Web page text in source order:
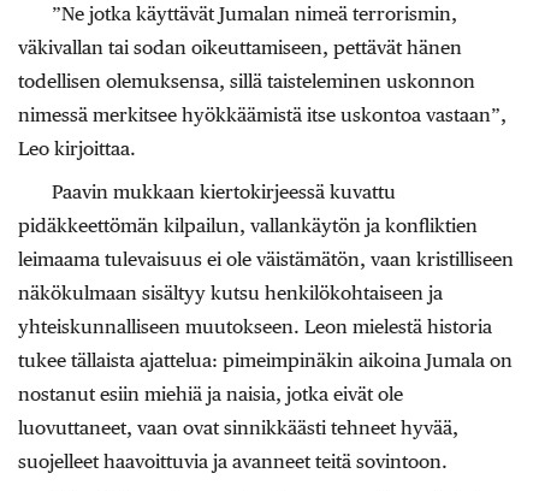
”Ne jotka käyttävät Jumalan nimeä terrorismin,
väkivallan tai sodan oikeuttamiseen, pettävät hänen
todellisen olemuksensa, sillä taisteleminen uskonnon
nimessä merkitsee hyökkäämistä itse uskontoa vastaan”,
Leo kirjoittaa.
Paavin mukkaan kiertokirjeessä kuvattu
pidäkkeettömän kilpailun, vallankäytön ja konfliktien
leimaama tulevaisuus ei ole väistämätön, vaan kristilliseen
näkökulmaan sisältyy kutsu henkilökohtaiseen ja
yhteiskunnalliseen muutokseen. Leon mielestä historia
tukee tällaista ajattelua: pimeimpinäkin aikoina Jumala on
nostanut esiin miehiä ja naisia, jotka eivät ole
luovuttaneet, vaan ovat sinnikkäästi tehneet hyvää,
suojelleet haavoittuvia ja avanneet teitä sovintoon.